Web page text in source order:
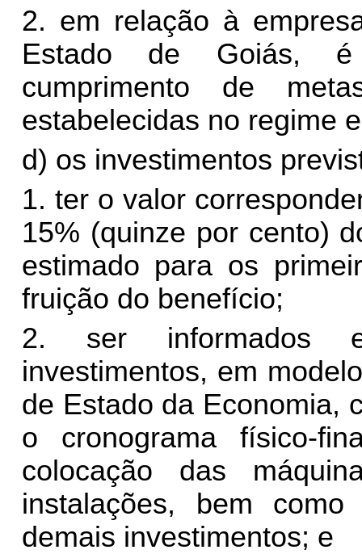
2. em relação à
Estado de Goiás, é
cumprimento de
estabelecidas no regime
d) os investimentos
1. ter o valor
15% (quinze por cento)
estimado para os
fruição do benefício;
2. ser informados
investimentos, em
de Estado da Economia,
o cronograma físico-
colocação das
instalações, bem
demais investimentos; e